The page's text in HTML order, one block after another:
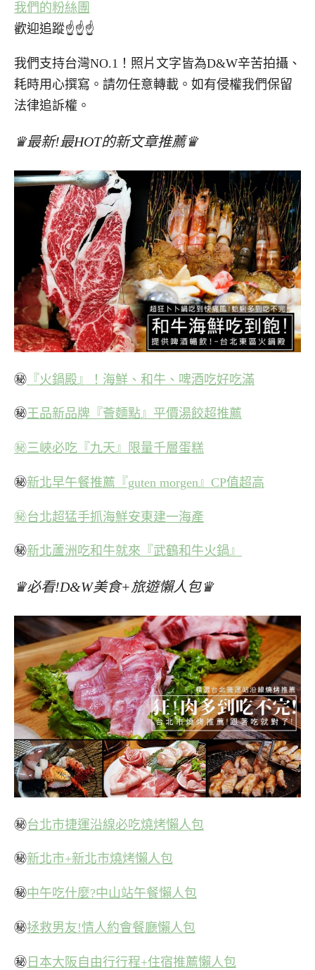
我們的粉絲團
歡迎追蹤☝☝☝
我們支持台灣NO.1！照片文字皆為D&W辛苦拍攝、
耗時用心撰寫。請勿任意轉載。如有侵權我們保留
法律追訴權。
♛最新!最HOT的新文章推薦♛
㊙ 『火鍋殿』！海鮮、和牛、啤酒吃好吃滿
㊙王品新品牌『薈麵點』平價湯餃超推薦
㊙三峽必吃『九天』限量千層蛋糕
㊙新北早午餐推薦『guten morgen』CP值超高
㊙台北超猛手抓海鮮安東建一海產
㊙新北蘆洲吃和牛就來『武鶴和牛火鍋』
♛必看!D&W美食+旅遊懶人包♛
㊙台北市捷運沿線必吃燒烤懶人包
㊙新北市+新北市燒烤懶人包
㊙中午吃什麼?中山站午餐懶人包
㊙拯救男友!情人約會餐廳懶人包
㊙ 日本大阪自由行行程+住宿推薦懶人包